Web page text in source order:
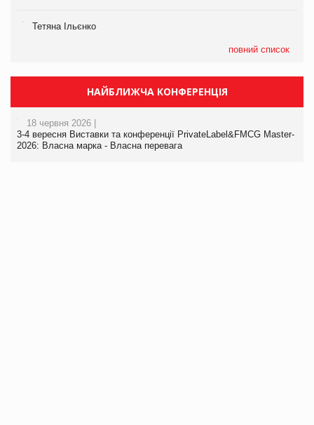
Тетяна Ільєнко
повний список
НАЙБЛИЖЧА КОНФЕРЕНЦІЯ
18 червня 2026 |
3-4 вересня Виставки та конференції PrivateLabel&FMCG Master-
2026: Власна марка - Власна перевага